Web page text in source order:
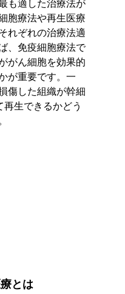
も適した治療法が
胞療法や再生医療
れぞれの治療法適
、免疫細胞療法で
がん細胞を効果的
が重要です。一
傷した組織が幹細
生できるかどう
とは